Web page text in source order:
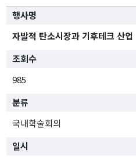
행사명
자발적 탄소시장과 기후테크 산업
조회수
985
분류
국내학술회의
일시
경제안보 클러스터
글로벌 한국 클러스터
TF 프로젝트